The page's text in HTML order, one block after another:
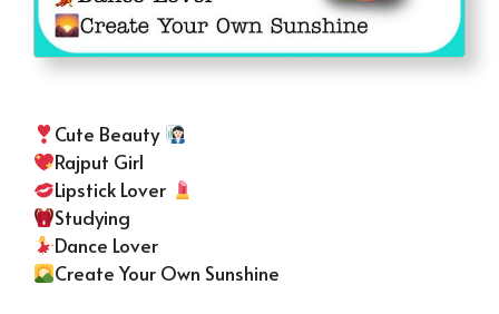
Cute Beauty
Rajput Girl
Lipstick Lover
Studying
Dance Lover
Create Your Own Sunshine